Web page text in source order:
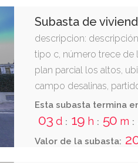
Subasta de
descripcion:
tipo c, número trece de
plan parcial los altos,
campo desalinas,
procedentes de la
bloque v de la
principal del bloque, en
Esta subasta termina
03 d : 19 h : 50 m :
Valor de la subasta: